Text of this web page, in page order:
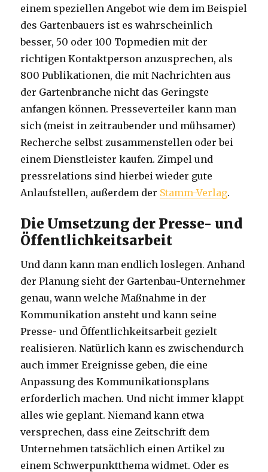
einem speziellen Angebot wie dem im Beispiel
des Gartenbauers ist es wahrscheinlich
besser, 50 oder 100 Topmedien mit der
richtigen Kontaktperson anzusprechen, als
800 Publikationen, die mit Nachrichten aus
der Gartenbranche nicht das Geringste
anfangen können. Presseverteiler kann man
sich (meist in zeitraubender und mühsamer)
Recherche selbst zusammenstellen oder bei
einem Dienstleister kaufen. Zimpel und
pressrelations sind hierbei wieder gute
Anlaufstellen, außerdem der Stamm-Verlag.
Die Umsetzung der Presse- und
Öffentlichkeitsarbeit
Und dann kann man endlich loslegen. Anhand
der Planung sieht der Gartenbau-Unternehmer
genau, wann welche Maßnahme in der
Kommunikation ansteht und kann seine
Presse- und Öffentlichkeitsarbeit gezielt
realisieren. Natürlich kann es zwischendurch
auch immer Ereignisse geben, die eine
Anpassung des Kommunikationsplans
erforderlich machen. Und nicht immer klappt
alles wie geplant. Niemand kann etwa
versprechen, dass eine Zeitschrift dem
Unternehmen tatsächlich einen Artikel zu
einem Schwerpunktthema widmet. Oder es